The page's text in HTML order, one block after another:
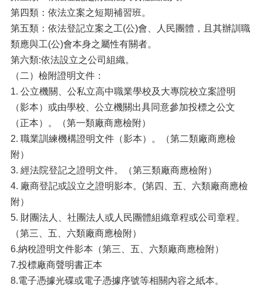
第四類：依法立案之短期補習班。
第五類：依法登記立案之工(公)會、人民團體，且其辦訓職
類應與工(公)會本身之屬性有關者。
第六類:依法設立之公司組織。
（二）檢附證明文件：
1. 公立機關、公私立高中職業學校及大專院校立案證明
（影本）或由學校、公立機關出具同意參加投標之公文
（正本）。（第一類廠商應檢附）
2. 職業訓練機構證明文件（影本）。（第二類廠商應檢
附）
3. 經法院登記之證明文件。（第三類廠商應檢附）
4. 廠商登記或設立之證明影本。(第四、五、六類廠商應檢
附）
5. 財團法人、社團法人或人民團體組織章程或公司章程。
（第三、五、六類廠商應檢附）
6.納稅證明文件影本（第三、五、六類廠商應檢附）
7.投標廠商聲明書正本
8.電子憑據光碟或電子憑據序號等相關內容之紙本。